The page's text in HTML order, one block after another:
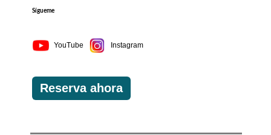
Sígueme
YouTube Instagram
Reserva ahora